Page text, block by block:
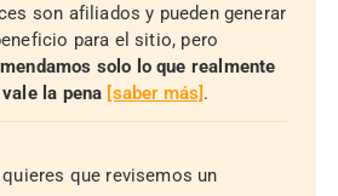
son afiliados y pueden generar
para el sitio, pero
solo lo que realmente
la pena [saber más].
que revisemos un